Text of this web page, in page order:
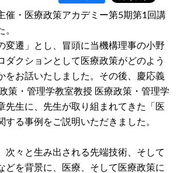
催・医療政策アカデミー第5期第1回講
。
変遷」とし、冒頭に当機構理事の小野
ダクションとして医療政策がどのよう
をお話いたしました。その後、慶応義
策・管理学教室教授 医療政策・管理学
先生に、先生が取り組まれてきた「医
する事例をご説明いただきました。
次々と生み出される先端技術、そして
どを背景に、医療、そして医療政策に